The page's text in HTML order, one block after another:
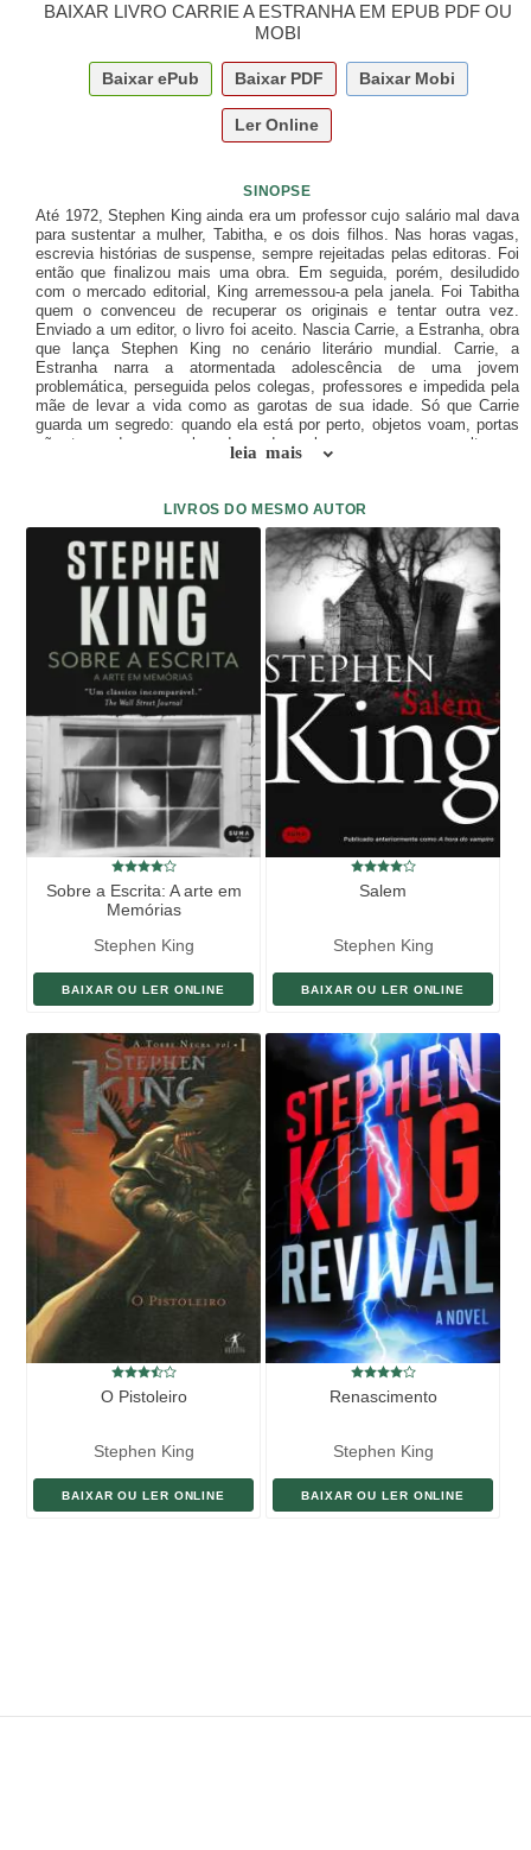
BAIXAR LIVRO CARRIE A ESTRANHA EM EPUB PDF OU
MOBI
Baixar ePub Baixar PDF Baixar Mobi
Ler Online
SINOPSE
Até 1972, Stephen King ainda era um professor cujo salário mal dava
para sustentar a mulher, Tabitha, e os dois filhos. Nas horas vagas,
escrevia histórias de suspense, sempre rejeitadas pelas editoras. Foi
então que finalizou mais uma obra. Em seguida, porém, desiludido
com o mercado editorial, King arremessou-a pela janela. Foi Tabitha
quem o convenceu de recuperar os originais e tentar outra vez.
Enviado a um editor, o livro foi aceito. Nascia Carrie, a Estranha, obra
que lança Stephen King no cenário literário mundial. Carrie, a
Estranha narra a atormentada adolescência de uma jovem
problemática, perseguida pelos colegas, professores e impedida pela
mãe de levar a vida como as garotas de sua idade. Só que Carrie
guarda um segredo: quando ela está por perto, objetos voam, portas
são trancadas ao sabor do nada, velas se apagam e voltam a
iluminar, misteriosamente. Aos 16 anos, desajustada socialmente,
vendeta vem à tona de forma tão furiosa e amedrontadora que até
hoje permanece como exemplo de uma das mais chocantes e
inovadoras narrativas de terror de todos os tempos. Com tantos
ingredientes de suspense, Carrie, a Estranha logo se transformou
num enorme sucesso internacional e passou a integrar a mitologia
americana. Ao ser transportado para as telas, em 1976, pelas mãos
de Brian de Palma, teve a atriz Sissy Spacek e John Travolta em
seus papéis principais.
leia mais
LIVROS DO MESMO AUTOR
Sobre a Escrita: A arte em
Memórias
Stephen King
BAIXAR OU LER ONLINE
Salem
Stephen King
BAIXAR OU LER ONLINE
O Pistoleiro
Stephen King
BAIXAR OU LER ONLINE
Renascimento
Stephen King
BAIXAR OU LER ONLINE